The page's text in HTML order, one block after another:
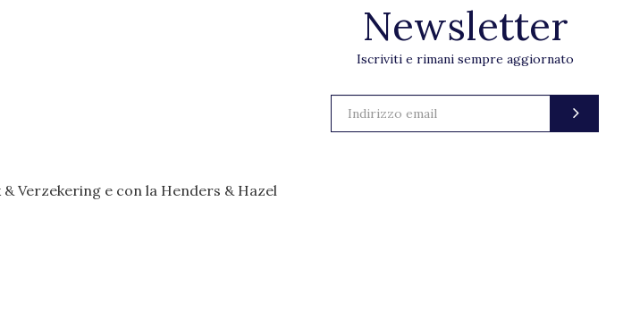
Verzekering e con la Henders & Hazel
Newsletter
Iscriviti e rimani sempre aggiornato